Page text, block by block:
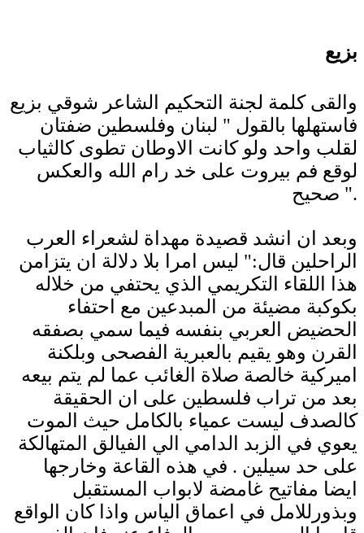
بزيع
والقى كلمة لجنة التحكيم الشاعر شوقي بزيع
فاستهلها بالقول " لبنان وفلسطين ضفتان
لقلب واحد ولو كانت الاوطان تطوى كالثياب
لوقع فم بيروت على خد رام الله والعكس
صحيح ".
وبعد ان انشد قصيدة مهداة لشعراء العرب
الراحلين قال:" ليس امرا بلا دلالة ان يتزامن
هذا اللقاء التكريمي الذي يحتفي من خلاله
بكوكبة مضيئة من المبدعين مع احتفاء
الحضيض العربي بنفسه فيما سمي بصفقه
القرن وهو يقيم بالعبرية الفصحى وبلكنة
اميركية خالصة صلاة الغائب عما لم يتم بيعه
بعد من تراب فلسطين على ان الحقيقة
كالصدف ليست عمياء بالكامل حيث الموت
يعوي في الزبد الدامي الي الفيالق المتهالكة
على حد سيلين . في هذه القاعة وخارجها
ايضا مفاتيح غامضة لابواب المستقبل
وبذورللامل في اعماق الياس واذا كان الواقع